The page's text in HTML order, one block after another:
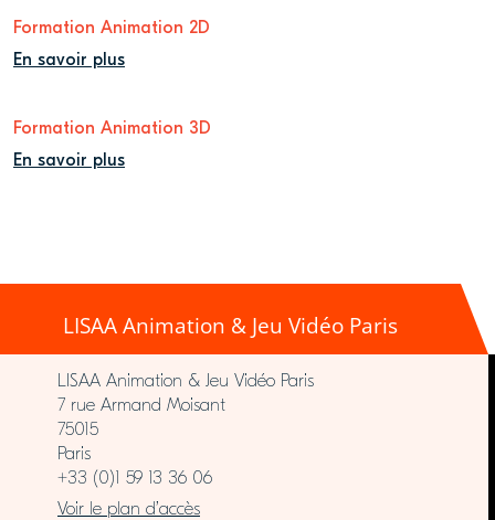
Formation Animation 2D
En savoir plus
Formation Animation 3D
En savoir plus
LISAA Animation & Jeu Vidéo Paris
LISAA Animation & Jeu Vidéo Paris
7 rue Armand Moisant
75015
Paris
+33 (0)1 59 13 36 06
Voir le plan d’accès